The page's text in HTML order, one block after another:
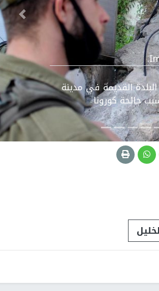
القديمة في مدينة
جائحة كورونا
التالي